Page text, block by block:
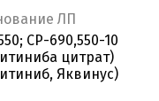
ЛП
CP-690,550-10
цитрат)
Яквинус)